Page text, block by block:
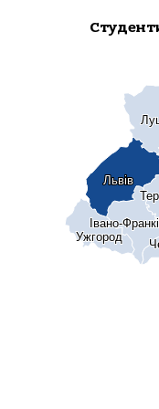
Ужгород
Ужгород
Івано-
Івано-
Львів
Львів